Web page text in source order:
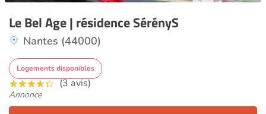
Le Bel Age | résidence SérényS
Nantes (44000)
Logements disponibles
(3 avis)
Annonce